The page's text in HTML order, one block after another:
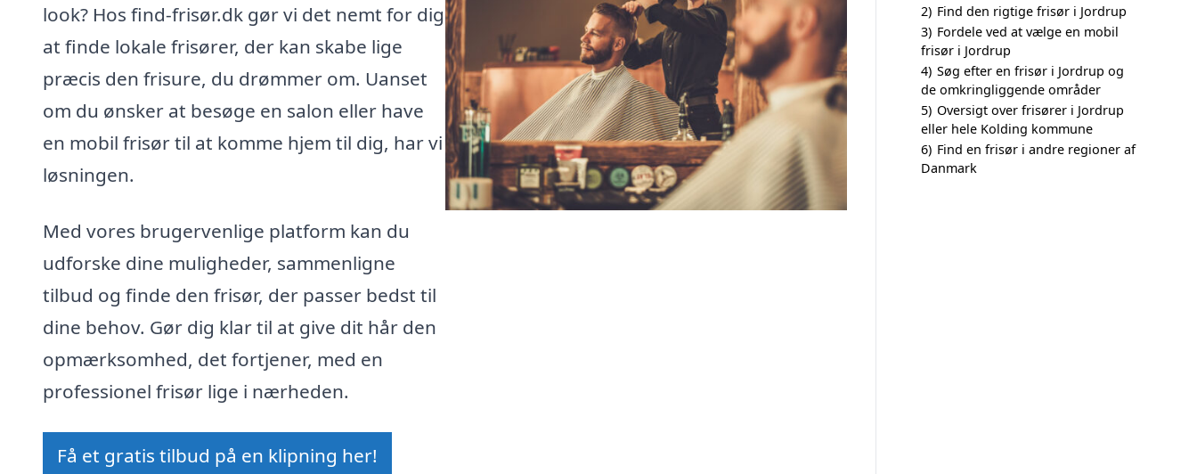
look? Hos find-frisør.dk gør vi det nemt for dig
at finde lokale frisører, der kan skabe lige
præcis den frisure, du drømmer om. Uanset
om du ønsker at besøge en salon eller have
en mobil frisør til at komme hjem til dig, har vi
løsningen.
Med vores brugervenlige platform kan du
udforske dine muligheder, sammenligne
tilbud og finde den frisør, der passer bedst til
dine behov. Gør dig klar til at give dit hår den
opmærksomhed, det fortjener, med en
professionel frisør lige i nærheden.
Få et gratis tilbud på en klipning her!
2) Find den rigtige frisør i Jordrup
3) Fordele ved at vælge en mobil
frisør i Jordrup
4) Søg efter en frisør i Jordrup og
de omkringliggende områder
5) Oversigt over frisører i Jordrup
eller hele Kolding kommune
6) Find en frisør i andre regioner af
Danmark